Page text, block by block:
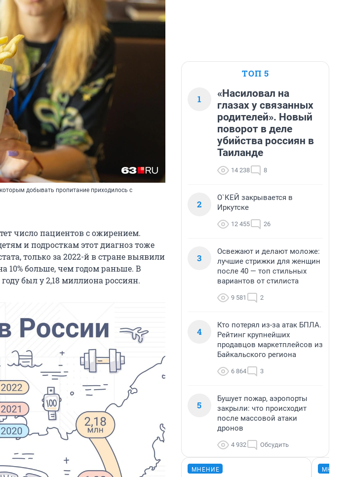
добывать пропитание приходилось с
число пациентов с ожирением.
и подросткам этот диагноз тоже
только за 2022-й в стране выявили
10% больше, чем годом раньше. В
был у 2,18 миллиона россиян.
ТОП 5
1
«Насиловал на
глазах у связанных
родителей». Новый
поворот в деле
убийства россиян в
Таиланде
14 238 8
2
О`КЕЙ закрывается в
Иркутске
12 455 26
3
Освежают и делают моложе:
лучшие стрижки для женщин
после 40 — топ стильных
вариантов от стилиста
9 581 2
4
Кто потерял из-за атак БПЛА.
Рейтинг крупнейших
продавцов маркетплейсов из
Байкальского региона
6 864 3
5
Бушует пожар, аэропорты
закрыли: что происходит
после массовой атаки
дронов
4 932 Обсудить
МНЕНИЕ